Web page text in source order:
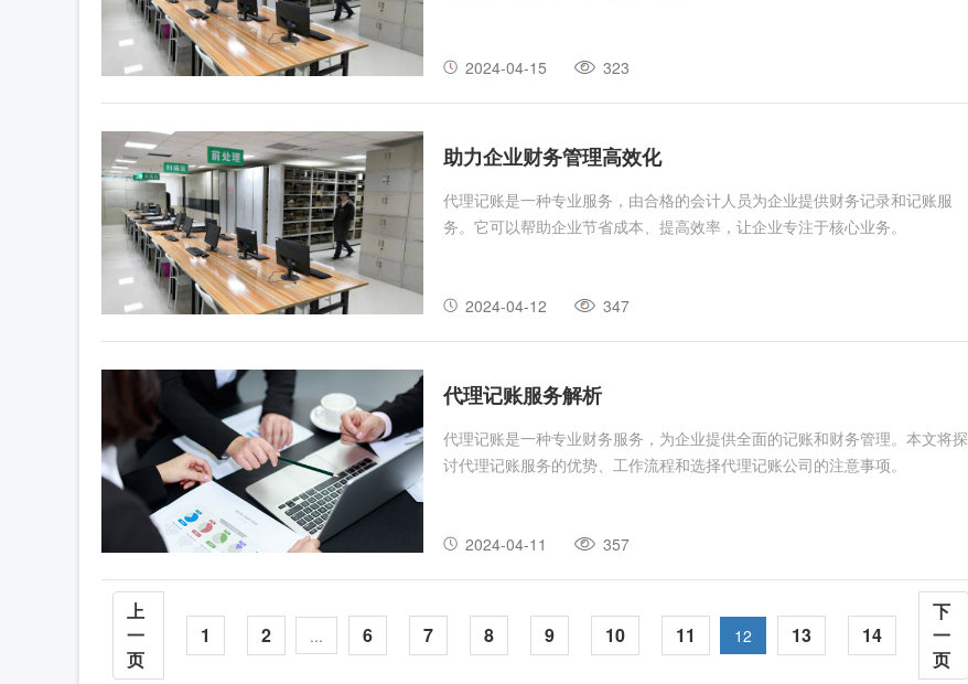
2024-04-15 323
助力企业财务管理高效化
代理记账是一种专业服务，由合格的会计人员为企业提供财务记录和记账服
务。它可以帮助企业节省成本、提高效率，让企业专注于核心业务。
2024-04-12 347
代理记账服务解析
代理记账是一种专业财务服务，为企业提供全面的记账和财务管理。本文将探
讨代理记账服务的优势、工作流程和选择代理记账公司的注意事项。
2024-04-11 357
上
一
页
1 2 ... 6 7 8 9 10 11 12 13 14
下
一
页